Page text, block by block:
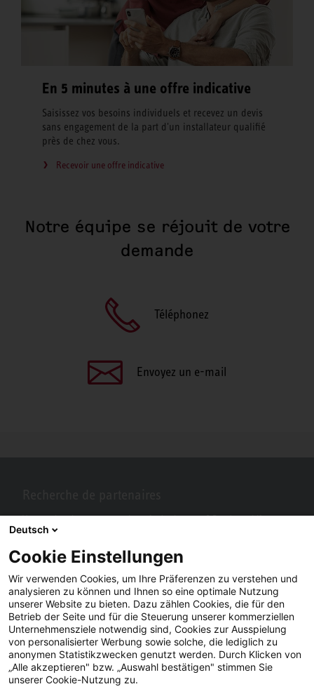
En 5 minutes à une offre indicative
Saisissez vos besoins individuels et recevez un devis
sans engagement de la part d'un installateur qualifié
près de chez vous.
Recevoir une offre indicative
Notre équipe se réjouit de votre
demande
Téléphonez
Envoyez un e-mail
Vous recherchez un partenaire près de chez vous? Pas de problème
avec STIEBEL ELTRON.
Facebook YouTube LinkedIn
Deutsch
Cookie Einstellungen
Wir verwenden Cookies, um Ihre Präferenzen zu verstehen und
analysieren zu können und Ihnen so eine optimale Nutzung
unserer Website zu bieten. Dazu zählen Cookies, die für den
Betrieb der Seite und für die Steuerung unserer kommerziellen
Unternehmensziele notwendig sind, Cookies zur Ausspielung
von personalisierter Werbung sowie solche, die lediglich zu
anonymen Statistikzwecken genutzt werden. Durch Klicken von
„Alle akzeptieren" bzw. „Auswahl bestätigen" stimmen Sie
unserer Cookie-Nutzung zu.